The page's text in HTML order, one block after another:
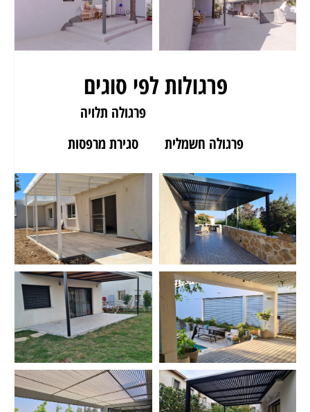
פרגולות לפי סוגים
פרגולה תלויה
פרגולה חשמלית
סגירת מרפסות